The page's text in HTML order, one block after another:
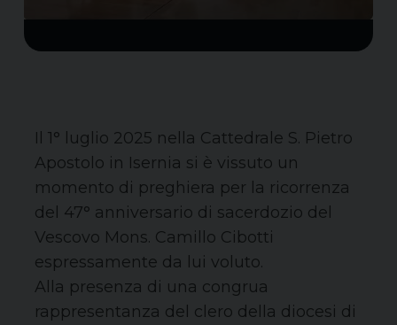
Il 1° luglio 2025 nella Cattedrale S. Pietro
Apostolo in Isernia si è vissuto un
momento di preghiera per la ricorrenza
del 47° anniversario di sacerdozio del
Vescovo Mons. Camillo Cibotti
espressamente da lui voluto.
Alla presenza di una congrua
rappresentanza del clero della diocesi di